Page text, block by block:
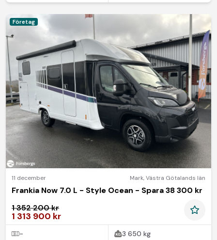
Företag
11 december Mark,Västra Götalands län
Frankia Now 7.0 L - Style Ocean - Spara 38 300 kr
1 352 200 kr
1 313 900 kr
- 3 650 kg